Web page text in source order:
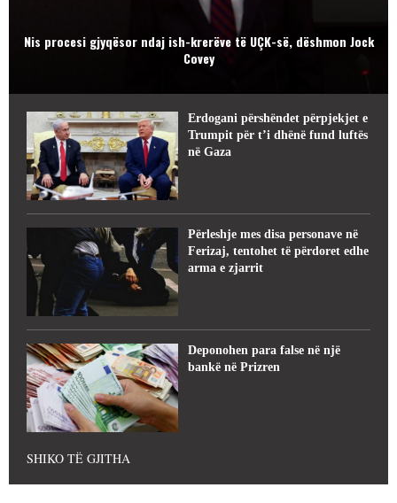
Nis procesi gjyqësor ndaj ish-krerëve të UÇK-së, dëshmon Jock
Covey
Erdogani përshëndet përpjekjet e
Trumpit për t’i dhënë fund luftës
në Gaza
Përleshje mes disa personave në
Ferizaj, tentohet të përdoret edhe
arma e zjarrit
Deponohen para false në një
bankë në Prizren
SHIKO TË GJITHA